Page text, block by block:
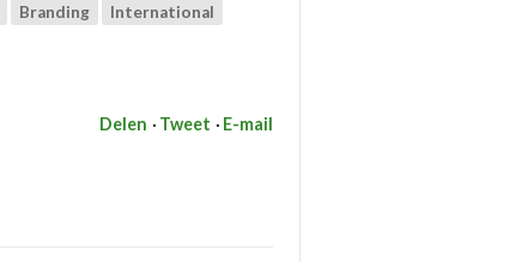
Branding International
Delen Tweet E-mail